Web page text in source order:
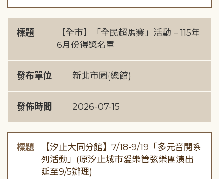
標題
【全市】「全民超馬賽」活動 – 115年
6月份得獎名單
發布單位 新北市圖(總館)
發佈時間 2026-07-15
標題
【汐止大同分館】7/18-9/19「多元音閱系
列活動」(原汐止城市愛樂管弦樂團演出
延至9/5辦理)